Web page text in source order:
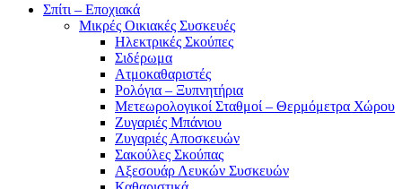
Σπίτι – Εποχιακά
Μικρές Οικιακές Συσκευές
Ηλεκτρικές Σκούπες
Σιδέρωμα
Ατμοκαθαριστές
Ρολόγια – Ξυπνητήρια
Μετεωρολογικοί Σταθμοί – Θερμόμετρα Χώρου
Ζυγαριές Μπάνιου
Ζυγαριές Αποσκευών
Σακούλες Σκούπας
Αξεσουάρ Λευκών Συσκευών